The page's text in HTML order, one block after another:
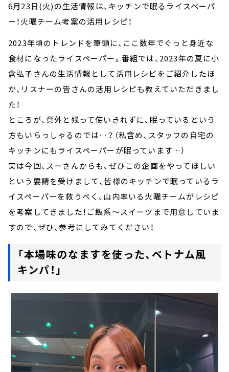
6月23日(火)の生活情報は、キッチンで眠るライスペーパ
ー！火曜チーム考案の活用レシピ！
2023年頃のトレンドを筆頭に、ここ数年でぐっと身近な
食材になったライスペーパー。番組では、2023年の夏に小
倉弘子さんの生活情報として活用レシピをご紹介したほ
か、リスナーの皆さんの活用レシピも教えていただきまし
た！
ところが、意外と残って使いきれずに、眠っているという
方もいらっしゃるのでは…？（私含め、スタッフの自宅の
キッチンにもライスペーパーが眠っています…）
実は今回、スーさんからも、ぜひこの企画をやってほしい
という要請を受けまして、皆様のキッチンで眠っているラ
イスペーパーを救うべく、山内率いる火曜チームがレシピ
を考案してきました！ご飯系～スイーツまで用意していま
すので、ぜひ、参考にしてみてください！
「本場味のなますを使った、ベトナム風
キンパ！」